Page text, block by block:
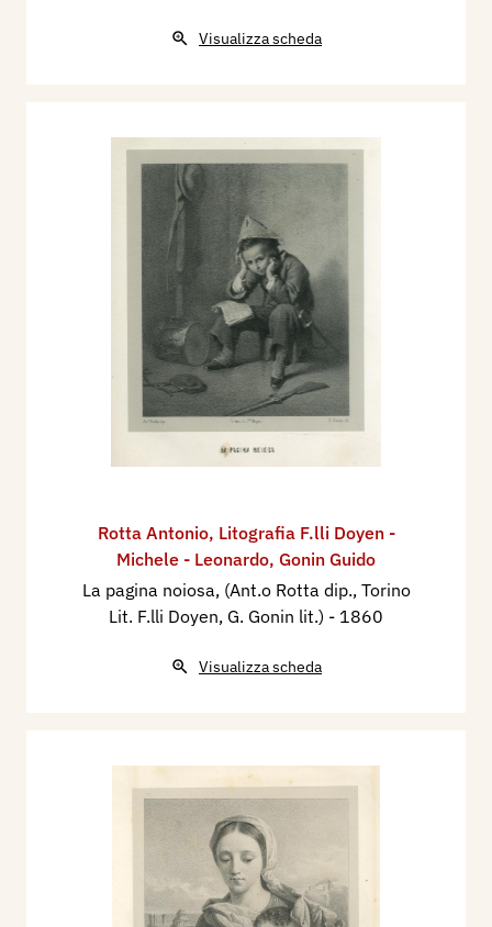
Visualizza scheda
Rotta Antonio, Litografia F.lli Doyen -
Michele - Leonardo, Gonin Guido
La pagina noiosa, (Ant.o Rotta dip., Torino
Lit. F.lli Doyen, G. Gonin lit.) - 1860
Visualizza scheda